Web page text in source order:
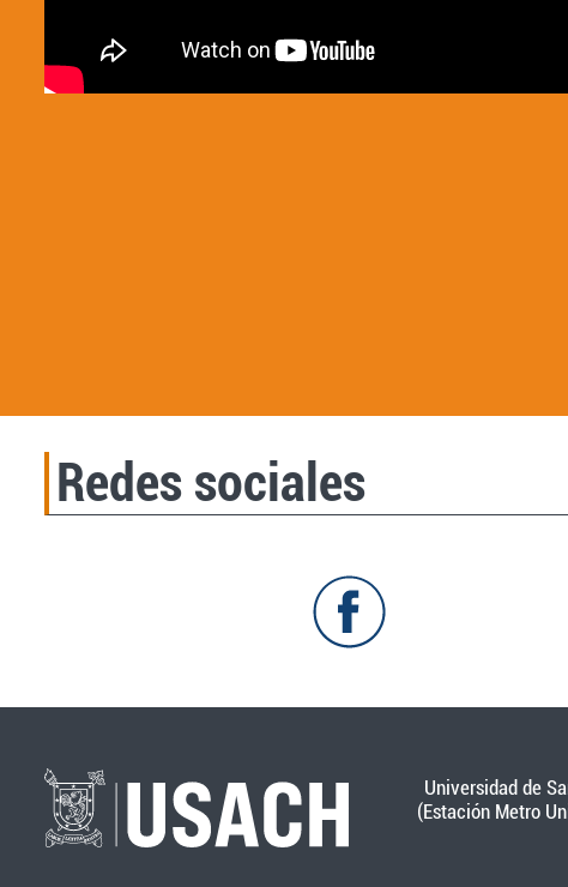
Redes sociales
Universidad de
(Estación Metro